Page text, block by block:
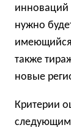
инноваций
нужно
имеющийся
также
новые
Критерии